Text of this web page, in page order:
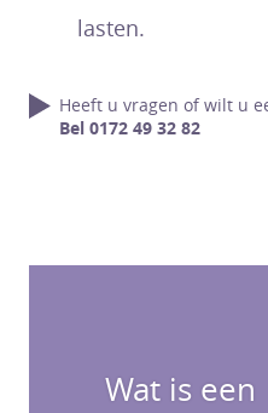
lasten.
Heeft u vragen of wilt u
Bel 0172 49 32 82
Wat is een